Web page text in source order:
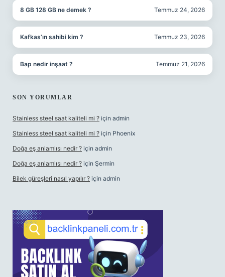
8 GB 128 GB ne demek ? Temmuz 24, 2026
Kafkas’ın sahibi kim ? Temmuz 23, 2026
Bap nedir inşaat ? Temmuz 21, 2026
SON YORUMLAR
Stainless steel saat kaliteli mi ? için admin
Stainless steel saat kaliteli mi ? için Phoenix
Doğa eş anlamlısı nedir ? için admin
Doğa eş anlamlısı nedir ? için Şermin
Bilek güreşleri nasıl yapılır ? için admin